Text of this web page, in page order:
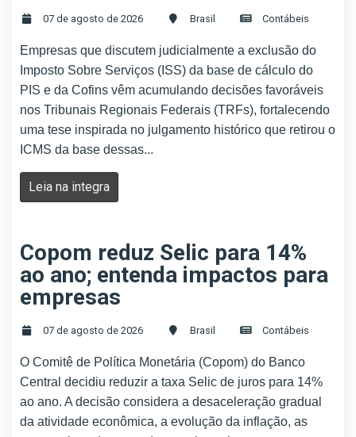
07 de agosto de 2026 Brasil Contábeis
Empresas que discutem judicialmente a exclusão do
Imposto Sobre Serviços (ISS) da base de cálculo do
PIS e da Cofins vêm acumulando decisões favoráveis
nos Tribunais Regionais Federais (TRFs), fortalecendo
uma tese inspirada no julgamento histórico que retirou o
ICMS da base dessas...
Leia na integra
Copom reduz Selic para 14%
ao ano; entenda impactos para
empresas
07 de agosto de 2026 Brasil Contábeis
O Comitê de Política Monetária (Copom) do Banco
Central decidiu reduzir a taxa Selic de juros para 14%
ao ano. A decisão considera a desaceleração gradual
da atividade econômica, a evolução da inflação, as